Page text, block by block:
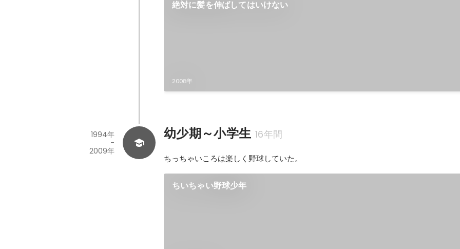
絶対に髪を伸ばしてはいけない
2008年
幼少期～小学生 16年間
1994年
-
2009年
ちっちゃいころは楽しく野球していた。
ちいちゃい野球少年